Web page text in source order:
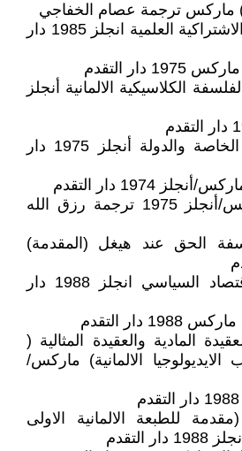
ماركس ترجمة عصام الخفاجي
الاشتراكية الطوباوية والاشتراكية العلمية انجلز 1985 دار
دار التقدم
الكلاسيكية الالمانية أنجلز
اصل العائلة والملكية الخاصة والدولة أنجلز 1975 دار
1974 دار التقدم
الاسرة المقدسة ماركس/أنجلز 1975 ترجمة رزق الله
الحق عند هيغل (المقدمة)
خطوط اوليو لنقد الاقتصاد السياسي انجلز 1988 دار
التقدم
المادية والعقيدة المثالية (
الالمانية) ماركس/
للطبعة الالمانية الاولى